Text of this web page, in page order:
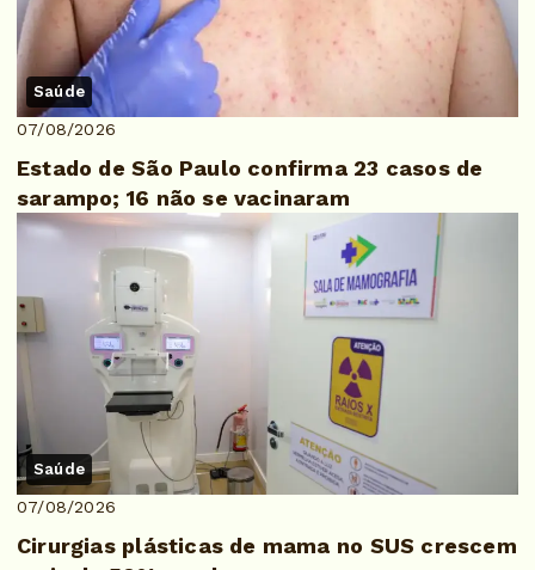
Saúde
07/08/2026
Estado de São Paulo confirma 23 casos de
sarampo; 16 não se vacinaram
Saúde
07/08/2026
Cirurgias plásticas de mama no SUS crescem